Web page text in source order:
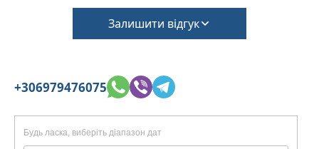
Залишити відгук
+306979476075
Будь ласка, виберіть діапазон дат